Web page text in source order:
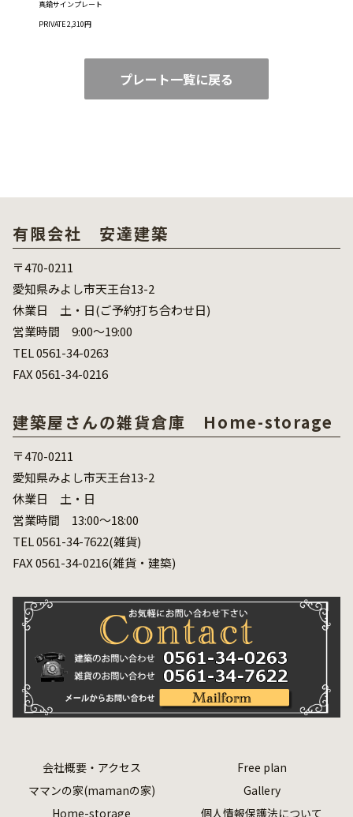
真鍮サインプレート
PRIVATE 2,310円
プレート一覧に戻る
有限会社 安達建築
〒470-0211
愛知県みよし市天王台13-2
休業日 土・日(ご予約打ち合わせ日)
営業時間 9:00～19:00
TEL 0561-34-0263
FAX 0561-34-0216
建築屋さんの雑貨倉庫 Home-storage
〒470-0211
愛知県みよし市天王台13-2
休業日 土・日
営業時間 13:00～18:00
TEL 0561-34-7622(雑貨)
FAX 0561-34-0216(雑貨・建築)
会社概要・アクセス
Free plan
ママンの家(mamanの家)
Gallery
Home-storage
個人情報保護法について